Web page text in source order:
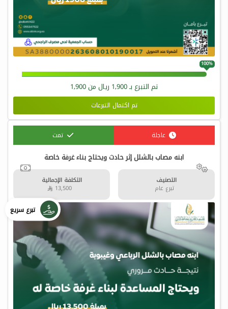
100%
تم التبرع بـ1,900 ريال من1,900
تم اكتمال التبرعات
عاجلة تمت
ابنه مصاب بالشلل إثر حادث ويحتاج بناء غرفة خاصة
التصنيف
تبرع عام
التكلفة الإجمالية
تبرع سريع